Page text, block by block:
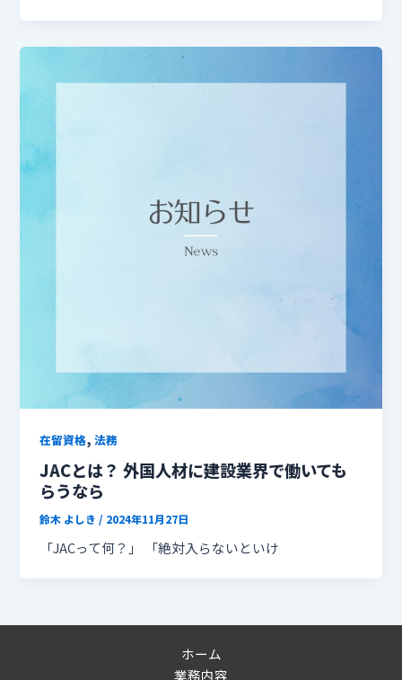
在留資格,法務
JACとは？ 外国人材に建設業界で働いても
らうなら
鈴木 よしき / 2024年11月27日
「JACって何？」 「絶対入らないといけ
ホーム
業務内容